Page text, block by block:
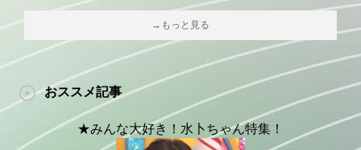
→もっと見る
おススメ記事
★みんな大好き！水卜ちゃん特集！